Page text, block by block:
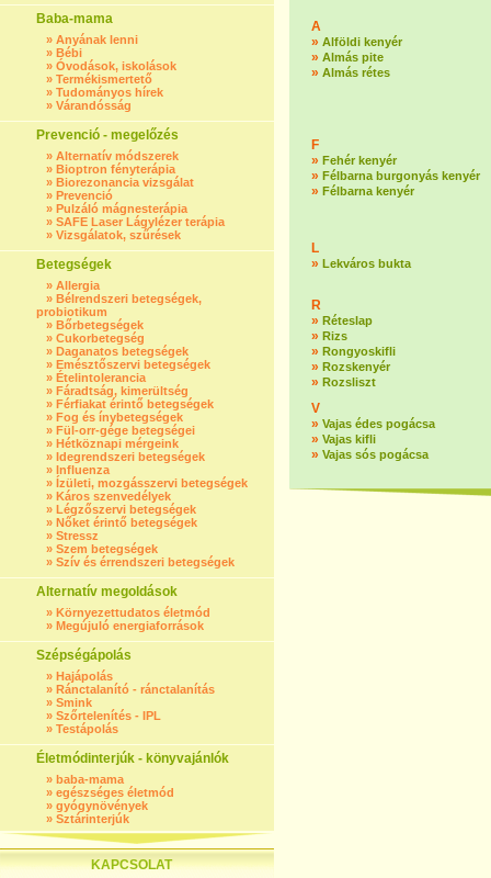
Baba-mama
» Anyának lenni
» Bébi
» Óvodások, iskolások
» Termékismertető
» Tudományos hírek
» Várandósság
Prevenció - megelőzés
» Alternatív módszerek
» Bioptron fényterápia
» Biorezonancia vizsgálat
» Prevenció
» Pulzáló mágnesterápia
» SAFE Laser Lágylézer terápia
» Vizsgálatok, szűrések
Betegségek
» Allergia
» Bélrendszeri betegségek,
probiotikum
» Bőrbetegségek
» Cukorbetegség
» Daganatos betegségek
» Emésztőszervi betegségek
» Ételintolerancia
» Fáradtság, kimerültség
» Férfiakat érintő betegségek
» Fog és ínybetegségek
» Fül-orr-gége betegségei
» Hétköznapi mérgeink
» Idegrendszeri betegségek
» Influenza
» Ízületi, mozgásszervi betegségek
» Káros szenvedélyek
» Légzőszervi betegségek
» Nőket érintő betegségek
» Stressz
» Szem betegségek
» Szív és érrendszeri betegségek
Alternatív megoldások
» Környezettudatos életmód
» Megújuló energiaforrások
Szépségápolás
» Hajápolás
» Ránctalanító - ránctalanítás
» Smink
» Szőrtelenítés - IPL
» Testápolás
Életmódinterjúk - könyvajánlók
» baba-mama
» egészséges életmód
» gyógynövények
» Sztárinterjúk
KAPCSOLAT
A
» Alföldi kenyér
» Almás pite
» Almás rétes
F
» Fehér kenyér
» Félbarna burgonyás kenyér
» Félbarna kenyér
L
» Lekváros bukta
R
» Réteslap
» Rizs
» Rongyoskifli
» Rozskenyér
» Rozsliszt
V
» Vajas édes pogácsa
» Vajas kifli
» Vajas sós pogácsa